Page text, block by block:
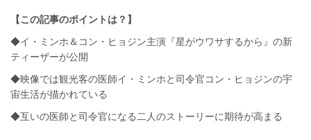
【この記事のポイントは？】
◆イ・ミンホ＆コン・ヒョジン主演『星がウワサするから』の新
ティーザーが公開
◆映像では観光客の医師イ・ミンホと司令官コン・ヒョジンの宇
宙生活が描かれている
◆互いの医師と司令官になる二人のストーリーに期待が高まる